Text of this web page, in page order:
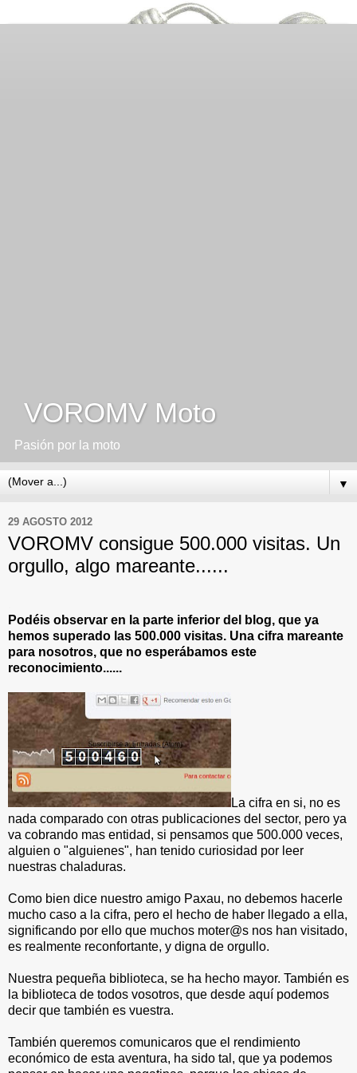
VOROMV Moto
Pasión por la moto
▼
29 AGOSTO 2012
VOROMV consigue 500.000 visitas. Un
orgullo, algo mareante......
Podéis observar en la parte inferior del blog, que ya
hemos superado las 500.000 visitas. Una cifra mareante
para nosotros, que no esperábamos este
reconocimiento......
La cifra en si, no es
nada comparado con otras publicaciones del sector, pero ya
va cobrando mas entidad, si pensamos que 500.000 veces,
alguien o "alguienes", han tenido curiosidad por leer
nuestras chaladuras.
Como bien dice nuestro amigo Paxau, no debemos hacerle
mucho caso a la cifra, pero el hecho de haber llegado a ella,
significando por ello que muchos moter@s nos han visitado,
es realmente reconfortante, y digna de orgullo.
Nuestra pequeña biblioteca, se ha hecho mayor. También es
la biblioteca de todos vosotros, que desde aquí podemos
decir que también es vuestra.
También queremos comunicaros que el rendimiento
económico de esta aventura, ha sido tal, que ya podemos